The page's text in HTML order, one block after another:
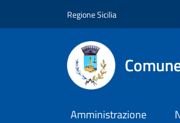
Regione Sicilia
Amministrazione